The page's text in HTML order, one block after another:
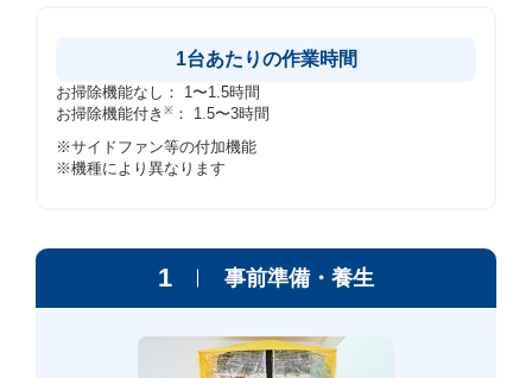
1台あたりの作業時間
お掃除機能なし： 1〜1.5時間
お掃除機能付き ※ ： 1.5〜3時間
※サイドファン等の付加機能
※機種により異なります
1 事前準備・養生